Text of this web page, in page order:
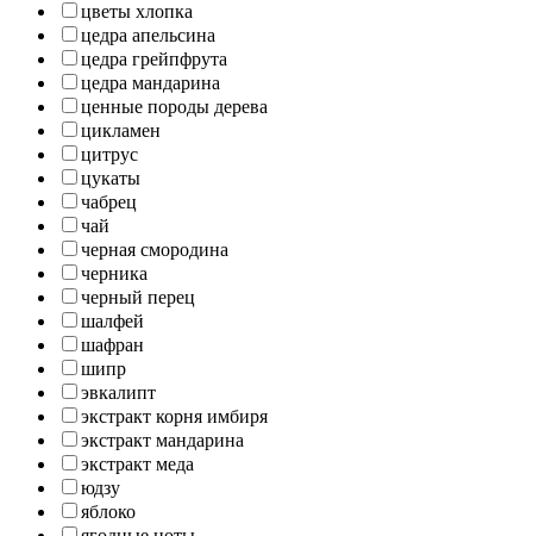
цветы хлопка
цедра апельсина
цедра грейпфрута
цедра мандарина
ценные породы дерева
цикламен
цитрус
цукаты
чабрец
чай
черная смородина
черника
черный перец
шалфей
шафран
шипр
эвкалипт
экстракт корня имбиря
экстракт мандарина
экстракт меда
юдзу
яблоко